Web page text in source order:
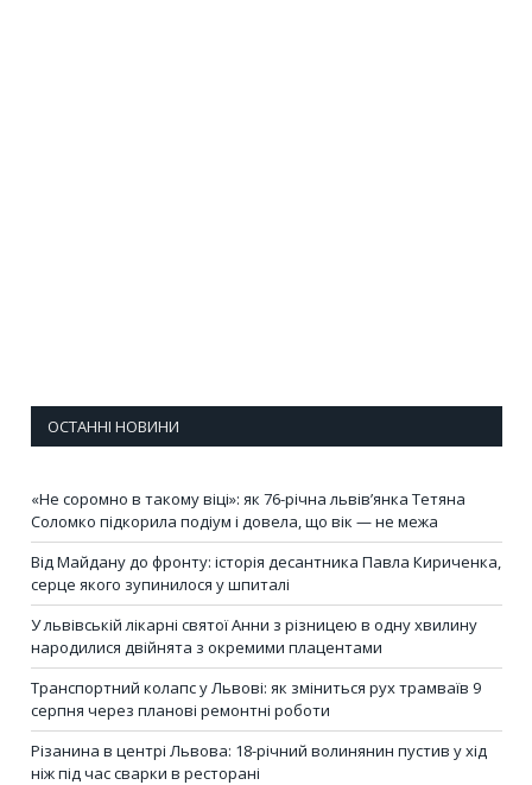
ОСТАННІ НОВИНИ
«Не соромно в такому віці»: як 76-річна львів’янка Тетяна
Соломко підкорила подіум і довела, що вік — не межа
Від Майдану до фронту: історія десантника Павла Кириченка,
серце якого зупинилося у шпиталі
У львівській лікарні святої Анни з різницею в одну хвилину
народилися двійнята з окремими плацентами
Транспортний колапс у Львові: як зміниться рух трамваїв 9
серпня через планові ремонтні роботи
Різанина в центрі Львова: 18-річний волинянин пустив у хід
ніж під час сварки в ресторані